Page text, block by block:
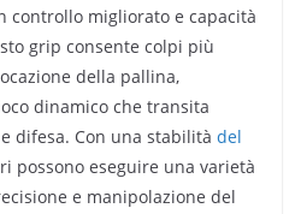
controllo migliorato e capacità
grip consente colpi più
della pallina,
dinamico che transita
difesa. Con una stabilità del
possono eseguire una varietà
e manipolazione del